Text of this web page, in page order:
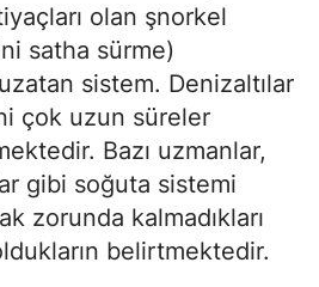
olan şnorkel
satha sürme)
sistem. Denizaltılar
çok uzun süreler
Bazı uzmanlar,
gibi soğuta sistemi
zorunda kalmadıkları
belirtmektedir.